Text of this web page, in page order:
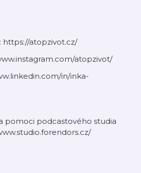
https://atopzivot.cz/
atopzivot/
in/inka-
pomoci podcastového studia